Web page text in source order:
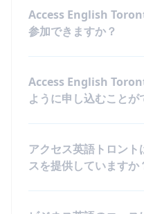
Access English
参加できますか？
Access English
ように申し込むことが
アクセス英語トロン
スを提供していますか